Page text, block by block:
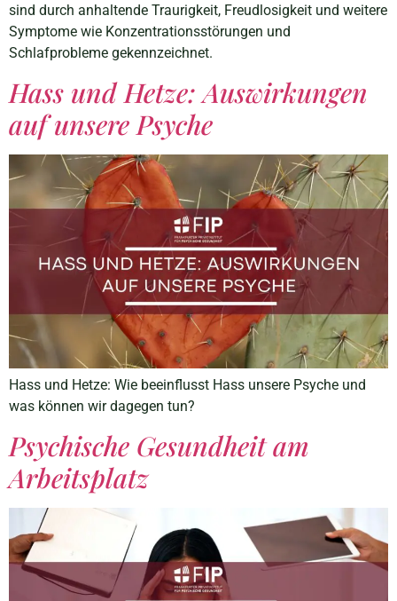
sind durch anhaltende Traurigkeit, Freudlosigkeit und weitere
Symptome wie Konzentrationsstörungen und
Schlafprobleme gekennzeichnet.
Hass und Hetze: Auswirkungen
auf unsere Psyche
Hass und Hetze: Wie beeinflusst Hass unsere Psyche und
was können wir dagegen tun?
Psychische Gesundheit am
Arbeitsplatz